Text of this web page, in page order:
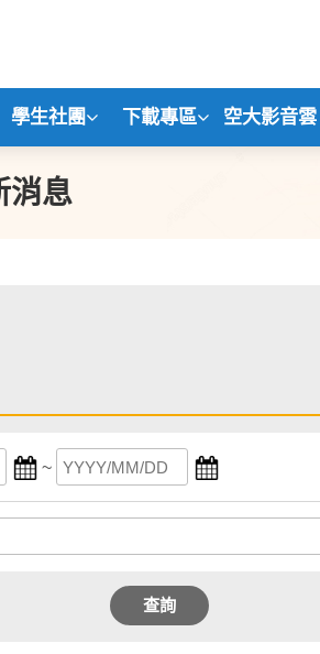
學生社團 下載專區 空大影音雲
消息
~
查詢